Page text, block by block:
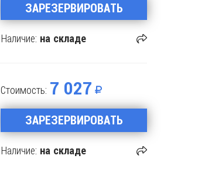
ЗАРЕЗЕРВИРОВАТЬ
Наличие: на складе
Стоимость: 7 027
ЗАРЕЗЕРВИРОВАТЬ
Наличие: на складе